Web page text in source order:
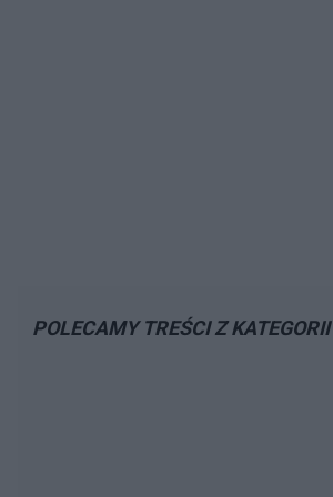
POLECAMY TREŚCI Z KATEGORII